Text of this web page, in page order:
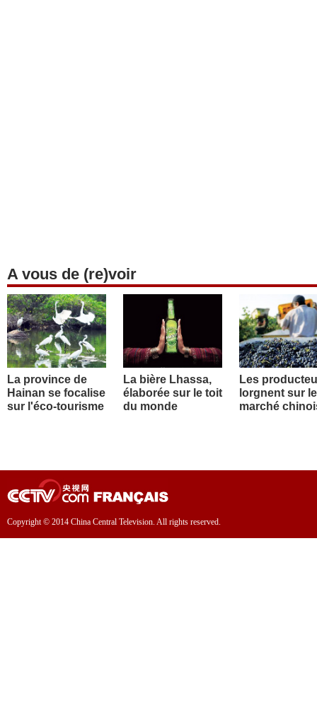
A vous de (re)voir
La province de
Hainan se focalise
sur l'éco-tourisme
La bière Lhassa,
élaborée sur le toit
du monde
Les
lorgnent sur le
marché
Copyright © 2014 China Central Television. All rights reserved.